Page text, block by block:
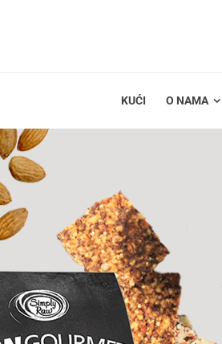
KUĆI O NAMA
PRODAJNI